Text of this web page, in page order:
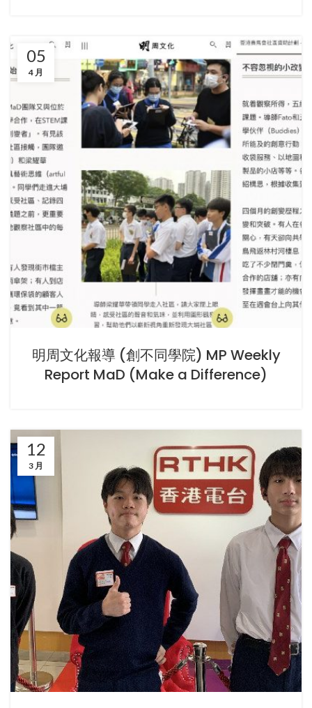
05
4 月
明周文化報導 (創不同學院) MP Weekly
Report MaD (Make a Difference)
12
3 月